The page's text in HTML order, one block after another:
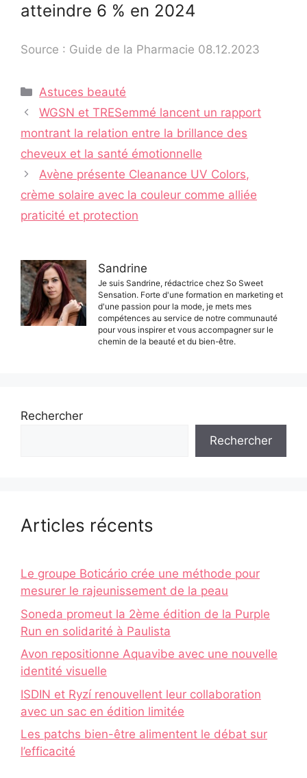
atteindre 6 % en 2024
Source : Guide de la Pharmacie 08.12.2023
Catégories
Astuces beauté
Navigation
WGSN et TRESemmé lancent un rapport
montrant la relation entre la brillance des
cheveux et la santé émotionnelle
Avène présente Cleanance UV Colors,
crème solaire avec la couleur comme alliée
praticité et protection
Sandrine
Je suis Sandrine, rédactrice chez So Sweet
Sensation. Forte d'une formation en marketing et
d'une passion pour la mode, je mets mes
compétences au service de notre communauté
pour vous inspirer et vous accompagner sur le
chemin de la beauté et du bien-être.
Rechercher
Rechercher
Articles récents
Le groupe Boticário crée une méthode pour
mesurer le rajeunissement de la peau
Soneda promeut la 2ème édition de la Purple
Run en solidarité à Paulista
Avon repositionne Aquavibe avec une nouvelle
identité visuelle
ISDIN et Ryzí renouvellent leur collaboration
avec un sac en édition limitée
Les patchs bien-être alimentent le débat sur
l’efficacité